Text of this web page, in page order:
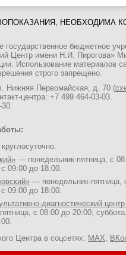
НЕОБХОДИМА
государственное бюджетное
Центр имени Н.И. Пирогова»
Использование материалов
строго запрещено.
Нижняя Первомайская, д. 70 (
центра: +7 499 464-03-03.
— понедельник-пятница, с
09:00 до 18:00.
— понедельник-пятница,
09:00 до 18:00.
диагностический
с 08:00 до 20:00;
Центра в соцсетях: MAX